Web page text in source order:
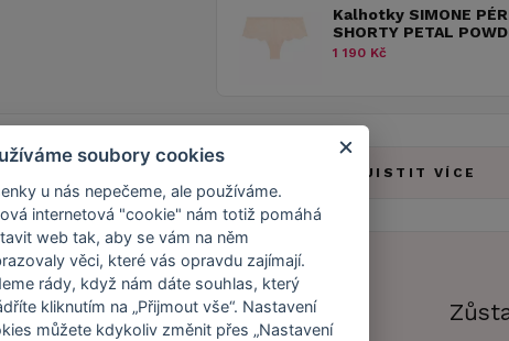
Kalhotky SIMONE
SHORTY PETAL
1 190 Kč
Clubu! ZJISTIT VÍCE
Náš příběh Zákaznický účet
soubory cookies
u nás nepečeme, ale používáme.
internetová "cookie" nám totiž pomáhá
web tak, aby se vám na něm
věci, které vás opravdu zajímají.
rády, když nám dáte souhlas, který
kliknutím na „Přijmout vše“. Nastavení
můžete kdykoliv změnit přes „Nastavení